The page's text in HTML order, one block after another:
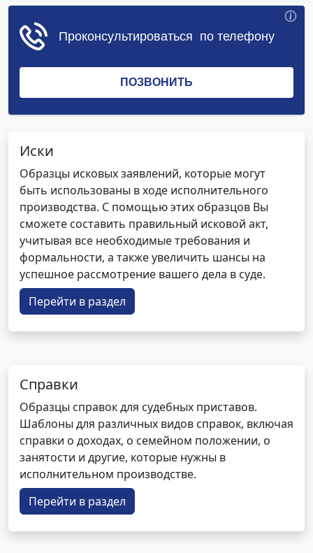
Иски
Образцы исковых заявлений, которые могут
быть использованы в ходе исполнительного
производства. С помощью этих образцов Вы
сможете составить правильный исковой акт,
учитывая все необходимые требования и
формальности, а также увеличить шансы на
успешное рассмотрение вашего дела в суде.
Перейти в раздел
Справки
Образцы справок для судебных приставов.
Шаблоны для различных видов справок, включая
справки о доходах, о семейном положении, о
занятости и другие, которые нужны в
исполнительном производстве.
Перейти в раздел